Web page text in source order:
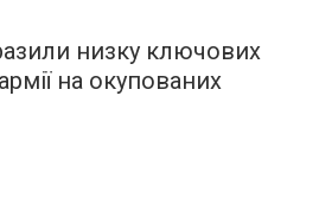
низку ключових
на окупованих